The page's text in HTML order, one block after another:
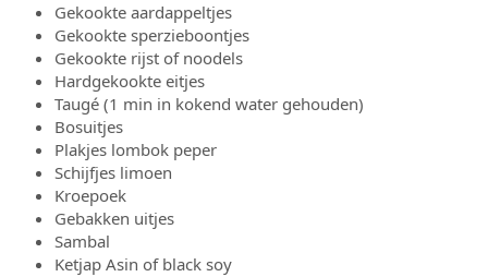
Gekookte aardappeltjes
Gekookte sperzieboontjes
Gekookte rijst of noodels
Hardgekookte eitjes
Taugé (1 min in kokend water gehouden)
Bosuitjes
Plakjes lombok peper
Schijfjes limoen
Kroepoek
Gebakken uitjes
Sambal
Ketjap Asin of black soy